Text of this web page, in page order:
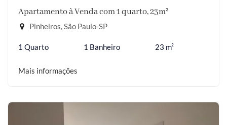
Apartamento à Venda com 1 quarto, 23m²
Pinheiros, São Paulo-SP
1 Quarto 1 Banheiro 23 m²
Mais informações